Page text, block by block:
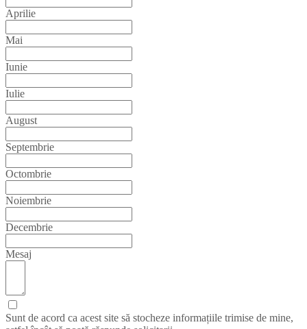
Aprilie
Mai
Iunie
Iulie
August
Septembrie
Octombrie
Noiembrie
Decembrie
Mesaj
Sunt de acord ca acest site să stocheze informațiile trimise de mine,